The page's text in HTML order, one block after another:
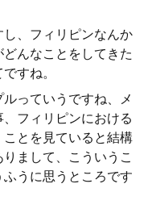
、フィリピンなんか
んなことをしてきた
すね。
っていうですね、メ
フィリピンにおける
とを見ていると結構
まして、こういうこ
うに思うところです